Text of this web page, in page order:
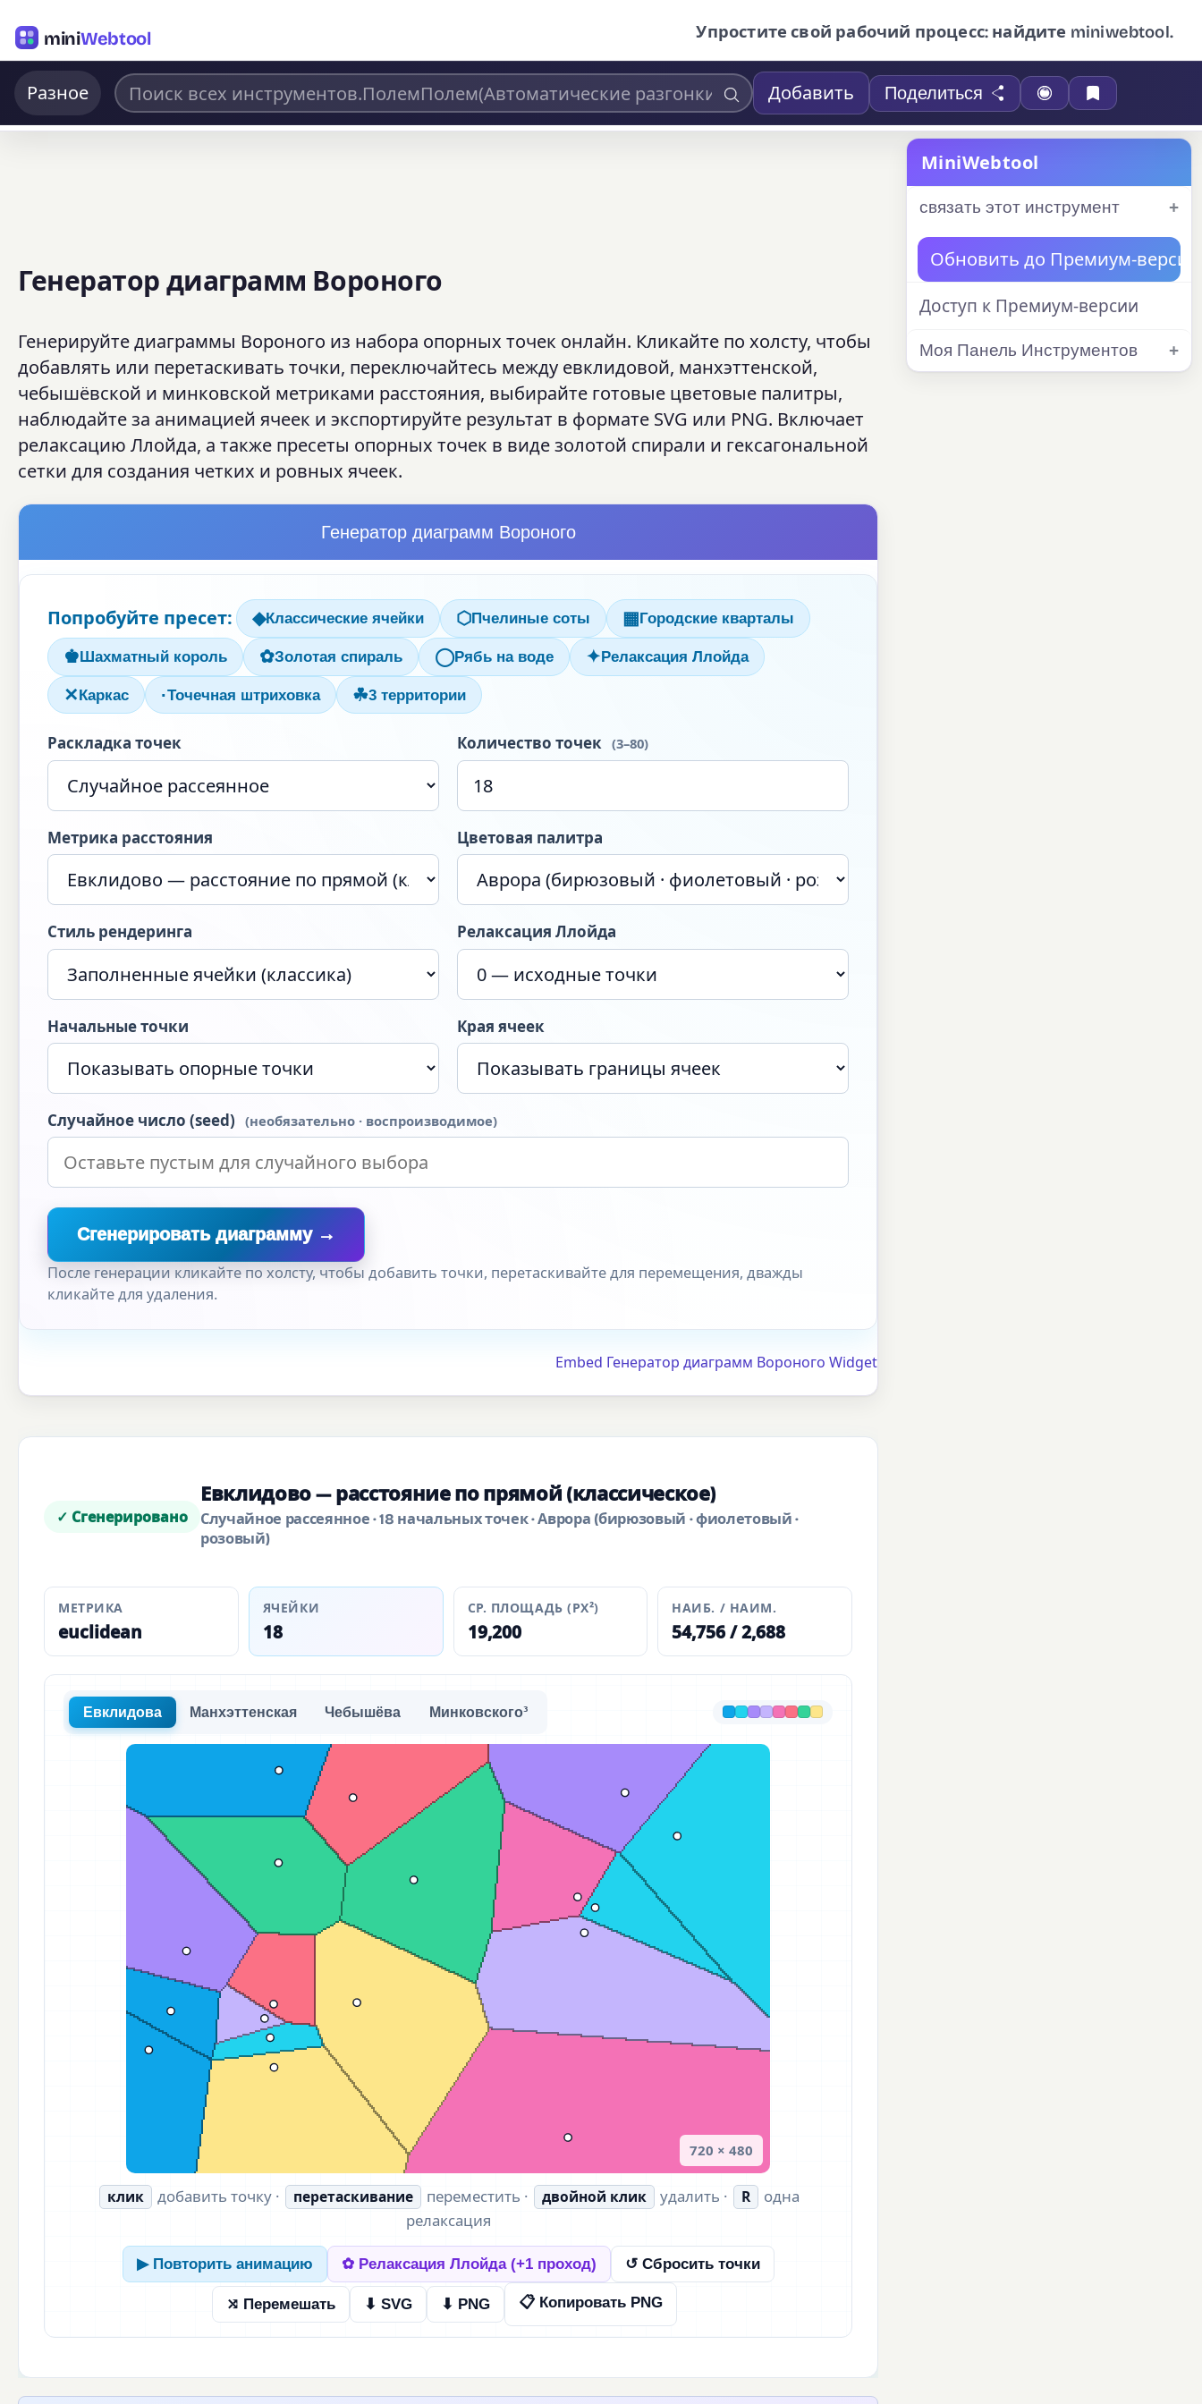
miniWebtool Упростите свой рабочий процесс: найдите miniwebtool.
Разное Добавить Поделиться
Генератор диаграмм Вороного
Генерируйте диаграммы Вороного из набора опорных точек онлайн. Кликайте по холсту, чтобы
добавлять или перетаскивать точки, переключайтесь между евклидовой, манхэттенской,
чебышёвской и минковской метриками расстояния, выбирайте готовые цветовые палитры,
наблюдайте за анимацией ячеек и экспортируйте результат в формате SVG или PNG. Включает
релаксацию Ллойда, а также пресеты опорных точек в виде золотой спирали и гексагональной
сетки для создания четких и ровных ячеек.
Генератор диаграмм Вороного
Попробуйте пресет: ◆Классические ячейки ⬡Пчелиные соты ▦Городские кварталы
♚Шахматный король ✿Золотая спираль ◯Рябь на воде ✦Релаксация Ллойда
✕Каркас ·Точечная штриховка ☘3 территории
Раскладка точек Количество точек (3–80)
Метрика расстояния Цветовая палитра
Стиль рендеринга Релаксация Ллойда
Начальные точки Края ячеек
Случайное число (seed) (необязательно · воспроизводимое)
Сгенерировать диаграмму →
После генерации кликайте по холсту, чтобы добавить точки, перетаскивайте для перемещения, дважды
кликайте для удаления.
Embed Генератор диаграмм Вороного Widget
✓ Сгенерировано
Евклидово — расстояние по прямой (классическое)
Случайное рассеянное · 18 начальных точек · Аврора (бирюзовый · фиолетовый ·
розовый)
МЕТРИКА
euclidean
ЯЧЕЙКИ
18
СР. ПЛОЩАДЬ (PX²)
19,200
НАИБ. / НАИМ.
54,756 / 2,688
Евклидова Манхэттенская Чебышёва Минковского³
720 × 480
клик добавить точку · перетаскивание переместить · двойной клик удалить · R
одна
релаксация
▶ Повторить анимацию ✿ Релаксация Ллойда (+1 проход) ↺ Сбросить точки
⤭ Перемешать ⬇ SVG ⬇ PNG 📋 Копировать PNG
MiniWebtool
связать этот инструмент
Обновить до Премиум-версии
Доступ к Премиум-версии
Моя Панель Инструментов